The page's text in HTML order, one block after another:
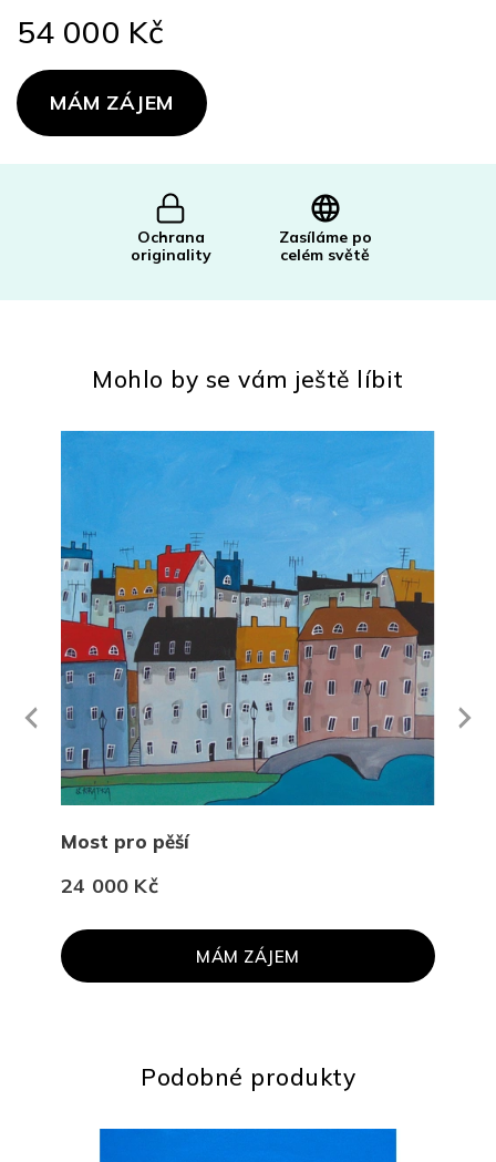
54 000 Kč
Měrná
cena:MÁM ZÁJEM
Mohlo by se vám ještě líbit
Most pro pěší
24 000 Kč
MÁM ZÁJEM
Next
Ochrana
originality
Zasíláme po
celém světě
Podobné produkty